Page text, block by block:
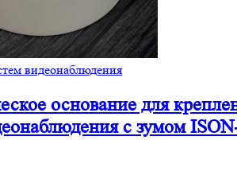
видеонаблюдения
основание для
с зумом